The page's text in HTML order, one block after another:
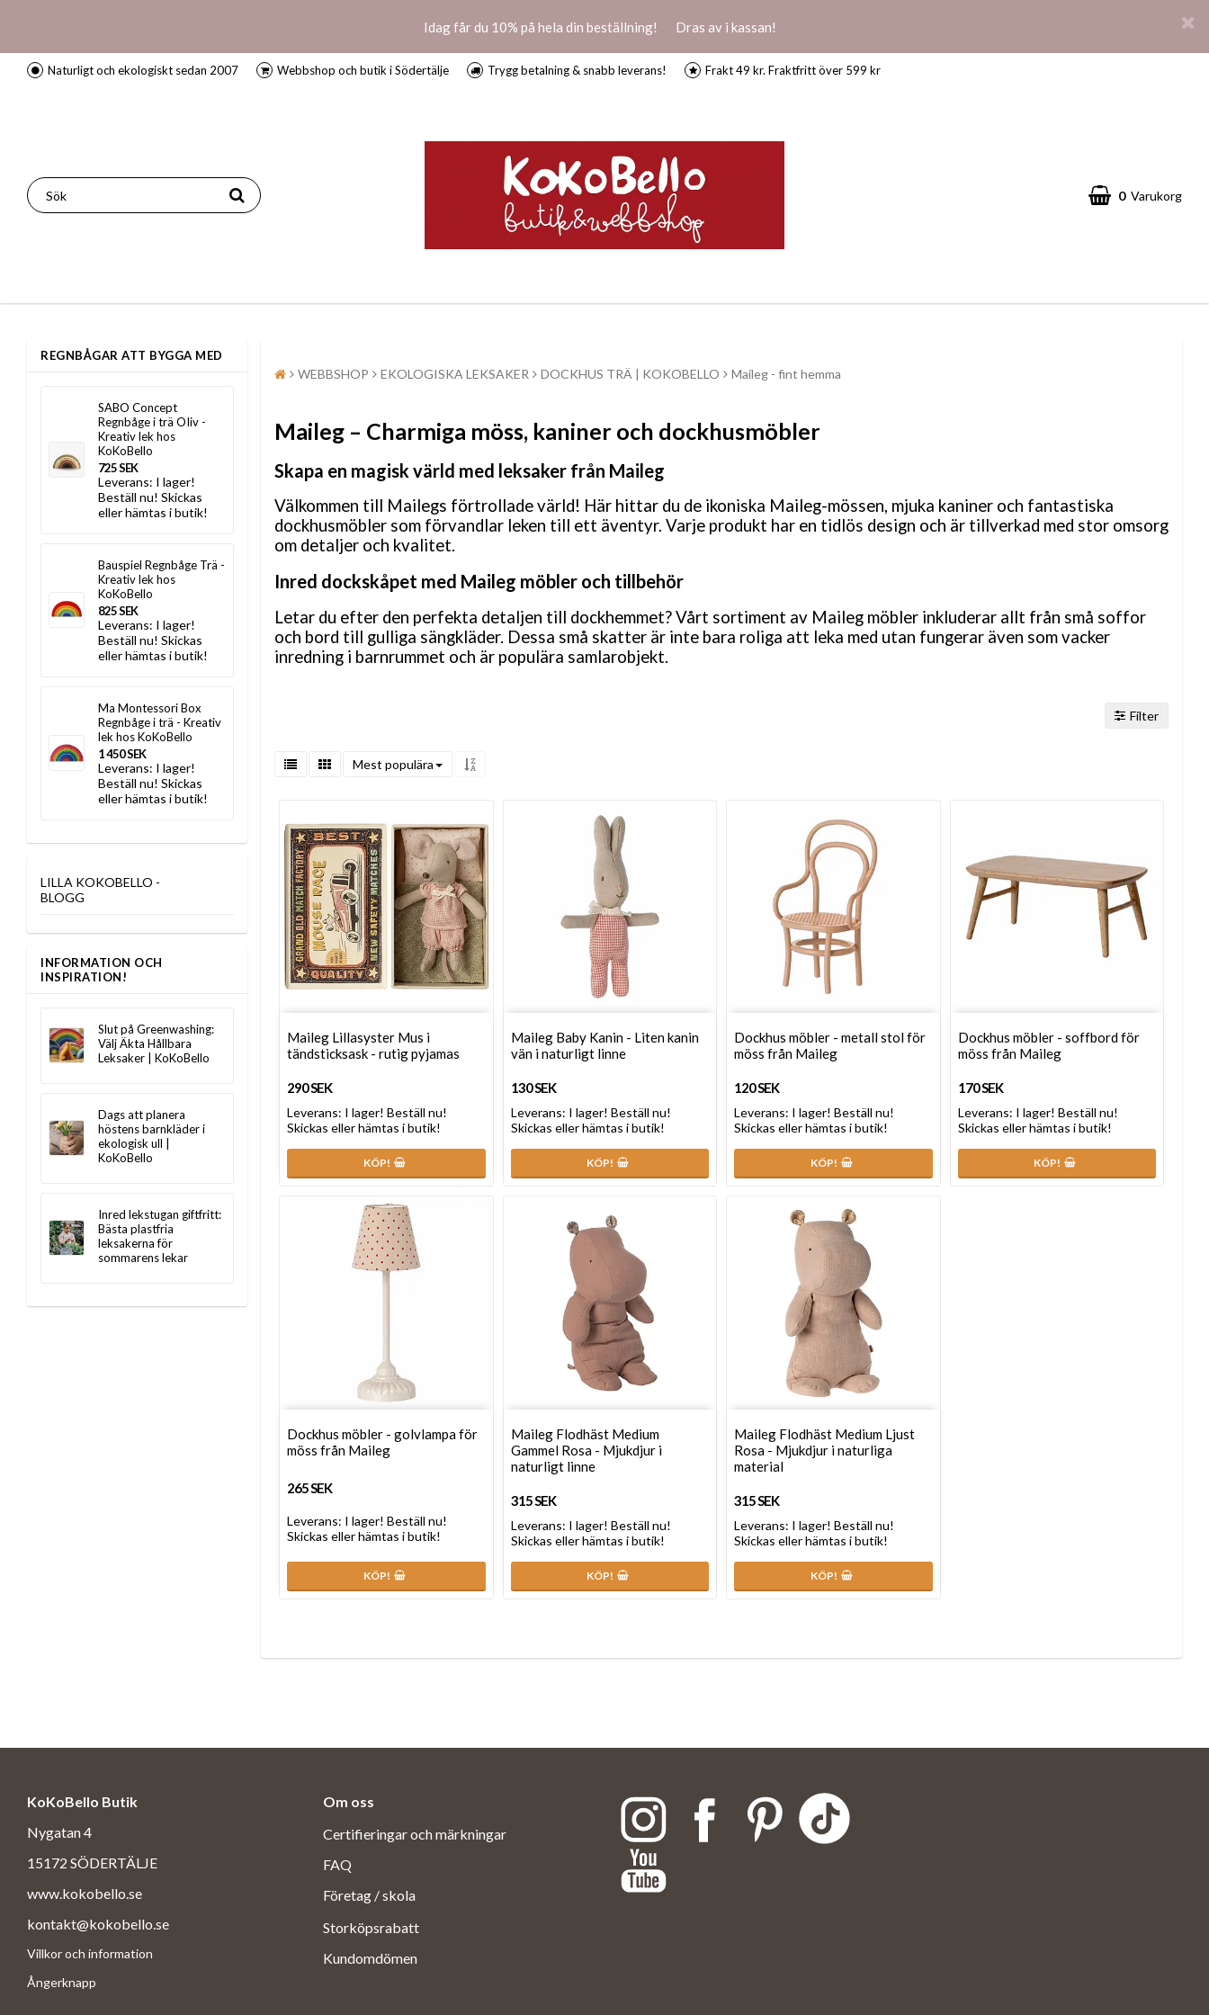
Idag får du 10% på hela din beställning! Dras av i kassan!
Naturligt och ekologiskt sedan 2007 Webbshop och butik i Södertälje Trygg betalning & snabb leverans! Frakt 49 kr. Fraktfritt över 599 kr
0 Varukorg
REGNBÅGAR ATT BYGGA MED
SABO Concept
Regnbåge i trä OIiv -
Kreativ lek hos
KoKoBello
725 SEK
Leverans: I lager!
Beställ nu! Skickas
eller hämtas i butik!
Bauspiel Regnbåge Trä -
Kreativ lek hos
KoKoBello
825 SEK
Leverans: I lager!
Beställ nu! Skickas
eller hämtas i butik!
Ma Montessori Box
Regnbåge i trä - Kreativ
lek hos KoKoBello
1 450 SEK
Leverans: I lager!
Beställ nu! Skickas
eller hämtas i butik!
LILLA KOKOBELLO -
BLOGG
INFORMATION OCH
INSPIRATION!
Slut på Greenwashing:
Välj Äkta Hållbara
Leksaker | KoKoBello
Dags att planera
höstens barnkläder i
ekologisk ull |
KoKoBello
Inred lekstugan giftfritt:
Bästa plastfria
leksakerna för
sommarens lekar
WEBBSHOP EKOLOGISKA LEKSAKER DOCKHUS TRÄ | KOKOBELLO Maileg - fint hemma
Maileg – Charmiga möss, kaniner och dockhusmöbler
Skapa en magisk värld med leksaker från Maileg
Välkommen till Mailegs förtrollade värld! Här hittar du de ikoniska Maileg-mössen, mjuka kaniner och fantastiska
dockhusmöbler som förvandlar leken till ett äventyr. Varje produkt har en tidlös design och är tillverkad med stor omsorg
om detaljer och kvalitet.
Inred dockskåpet med Maileg möbler och tillbehör
Letar du efter den perfekta detaljen till dockhemmet? Vårt sortiment av Maileg möbler inkluderar allt från små soffor
och bord till gulliga sängkläder. Dessa små skatter är inte bara roliga att leka med utan fungerar även som vacker
inredning i barnrummet och är populära samlarobjekt.
Filter
Mest populära
Maileg Lillasyster Mus i
tändsticksask - rutig pyjamas
290 SEK
Leverans: I lager! Beställ nu!
Skickas eller hämtas i butik!
KÖP!
Maileg Baby Kanin - Liten kanin
vän i naturligt linne
130 SEK
Leverans: I lager! Beställ nu!
Skickas eller hämtas i butik!
KÖP!
Dockhus möbler - metall stol för
möss från Maileg
120 SEK
Leverans: I lager! Beställ nu!
Skickas eller hämtas i butik!
KÖP!
Dockhus möbler - soffbord för
möss från Maileg
170 SEK
Leverans: I lager! Beställ nu!
Skickas eller hämtas i butik!
KÖP!
Dockhus möbler - golvlampa för
möss från Maileg
265 SEK
Leverans: I lager! Beställ nu!
Skickas eller hämtas i butik!
KÖP!
Maileg Flodhäst Medium
Gammel Rosa - Mjukdjur i
naturligt linne
315 SEK
Leverans: I lager! Beställ nu!
Skickas eller hämtas i butik!
KÖP!
Maileg Flodhäst Medium Ljust
Rosa - Mjukdjur i naturliga
material
315 SEK
Leverans: I lager! Beställ nu!
Skickas eller hämtas i butik!
KÖP!
KoKoBello Butik
Nygatan 4
15172 SÖDERTÄLJE
www.kokobello.se
kontakt@kokobello.se
Villkor och information
Ångerknapp
Om oss
Certifieringar och märkningar
FAQ
Företag / skola
Storköpsrabatt
Kundomdömen